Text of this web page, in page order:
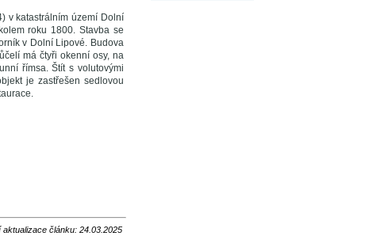
v katastrálním území Dolní
roku 1800. Stavba se
v Dolní Lipové. Budova
má čtyři okenní osy, na
římsa. Štít s volutovými
je zastřešen sedlovou
aktualizace článku: 24.03.2025